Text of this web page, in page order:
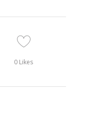
0 Likes